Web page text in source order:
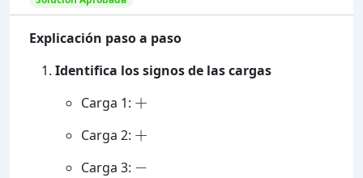
Explicación paso a paso
Identifica los signos de las cargas
Carga 1:
Carga 2:
Carga 3: